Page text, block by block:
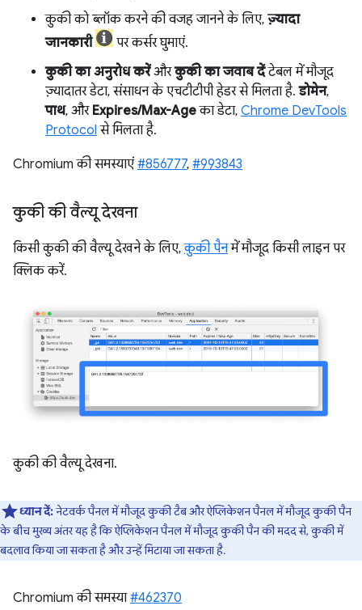
कुकी को ब्लॉक करने की वजह जानने के लिए, ज़्यादा
जानकारी
पर कर्सर घुमाएं.
कुकी का अनुरोध करेंऔरकुकी का जवाब देंटेबल में मौजूद
ज़्यादातर डेटा, संसाधन के एचटीटीपी हेडर से मिलता है.डोमेन,
पाथ, और Expires/Max-Ageका डेटा, Chrome DevTools
Protocol से मिलता है.
Chromium की समस्याएं#856777, #993843
कुकी की वैल्यू देखना
किसी कुकी की वैल्यू देखने के लिए,कुकी पैनमें मौजूद किसी लाइन पर
क्लिक करें.
कुकी की वैल्यू देखना.
ध्यान दें:नेटवर्क पैनल में मौजूद कुकी टैब और ऐप्लिकेशन पैनल में मौजूद कुकी पैन
के बीच मुख्य अंतर यह है कि ऐप्लिकेशन पैनल में मौजूद कुकी पैन की मदद से, कुकी में
बदलाव किया जा सकता है और उन्हें मिटाया जा सकता है.
Chromium की समस्या#462370